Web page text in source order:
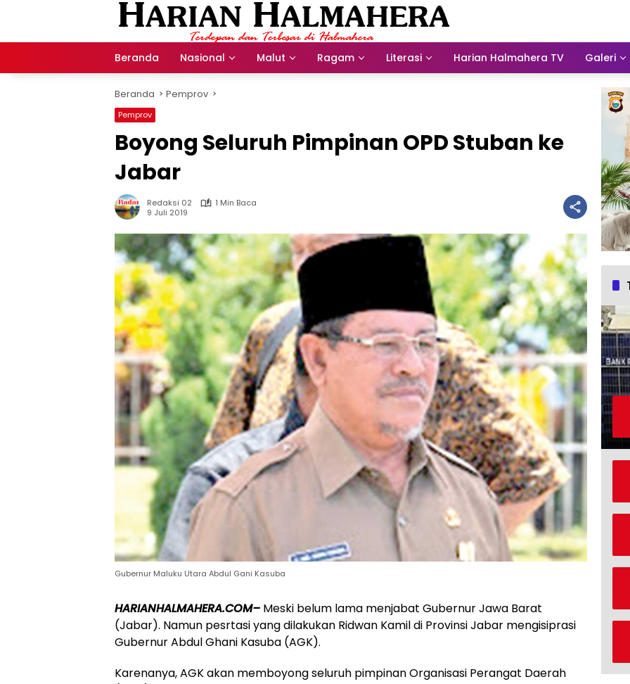
Beranda Nasional Malut Ragam Literasi Harian Halmahera TV Galeri
Beranda Pemprov
Pemprov
Boyong Seluruh Pimpinan OPD Stuban ke
Jabar
Redaksi 02
1 Min Baca
9 Juli 2019
Gubernur Maluku Utara Abdul Gani Kasuba
HARIANHALMAHERA.COM– Meski belum lama menjabat Gubernur Jawa Barat
(Jabar). Namun pesrtasi yang dilakukan Ridwan Kamil di Provinsi Jabar mengisiprasi
Gubernur Abdul Ghani Kasuba (AGK).
Karenanya, AGK akan memboyong seluruh pimpinan Organisasi Perangat Daerah